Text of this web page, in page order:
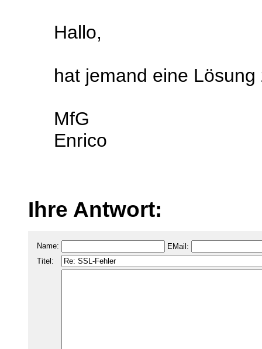
Hallo,
hat jemand eine
MfG
Enrico
Ihre Antwort:
Name:
EMail:
Titel: